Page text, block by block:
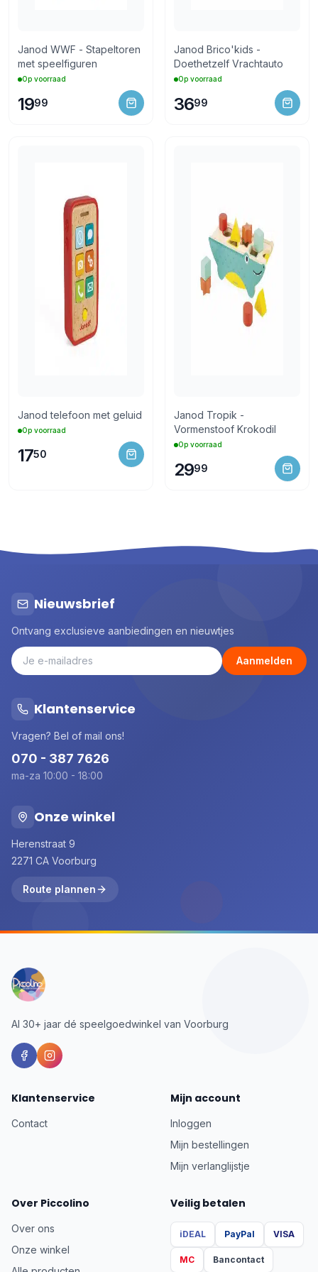
Janod WWF - Stapeltoren
met speelfiguren
Op voorraad
1999
Janod Brico'kids -
Doethetzelf Vrachtauto
Op voorraad
3699
Janod telefoon met geluid
Op voorraad
1750
Janod Tropik -
Vormenstoof Krokodil
Op voorraad
2999
Nieuwsbrief
Ontvang exclusieve aanbiedingen en nieuwtjes
Aanmelden
Klantenservice
Vragen? Bel of mail ons!
070 - 387 7626
ma-za 10:00 - 18:00
Onze winkel
Herenstraat 9
2271 CA Voorburg
Route plannen
Al 30+ jaar dé speelgoedwinkel van Voorburg
Klantenservice
Contact
Mijn account
Inloggen
Mijn bestellingen
Mijn verlanglijstje
Over Piccolino
Over ons
Onze winkel
Veilig betalen
iDEAL PayPal VISA
MC Bancontact